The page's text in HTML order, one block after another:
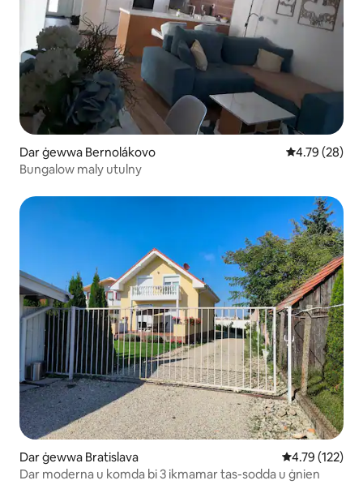
Dar ġewwa Bernolákovo Rating
4.79 (28)
Bungalow maly utulny
Dar ġewwa Bratislava Rating medju
4.79 (122)
Dar moderna u komda bi 3 ikmamar tas-sodda u ġnien